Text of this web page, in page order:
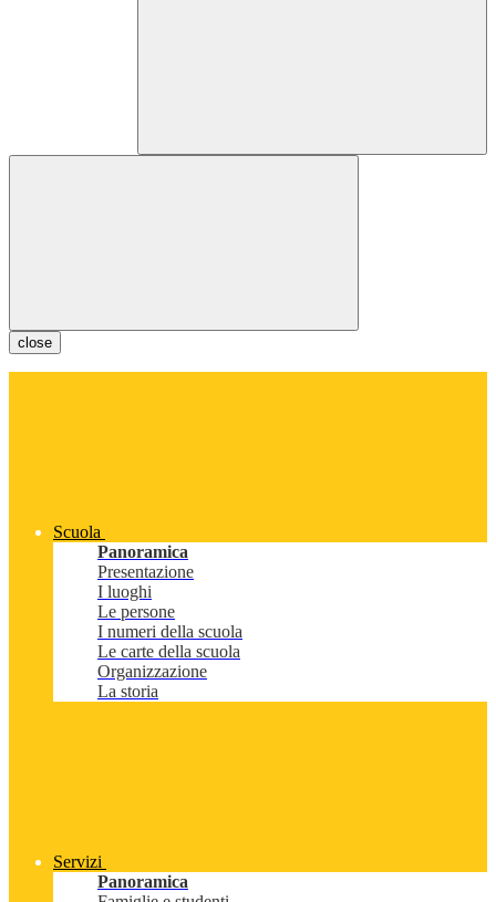
close
Scuola
Panoramica
Presentazione
I luoghi
Le persone
I numeri della scuola
Le carte della scuola
Organizzazione
La storia
Servizi
Panoramica